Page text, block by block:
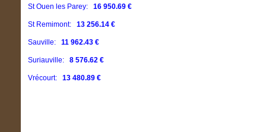
St Ouen les Parey: 16 950.69 €
St Remimont: 13 256.14 €
Sauville: 11 962.43 €
Suriauville: 8 576.62 €
Vrécourt: 13 480.89 €